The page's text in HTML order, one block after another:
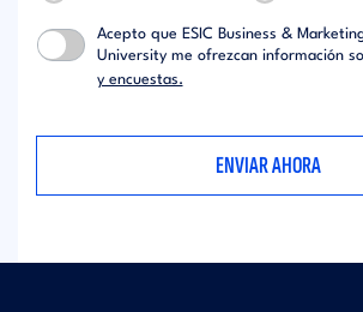
Acepto que ESIC Business &
University me ofrezcan información
y encuestas.